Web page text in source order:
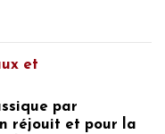
et
par
réjouit et pour la